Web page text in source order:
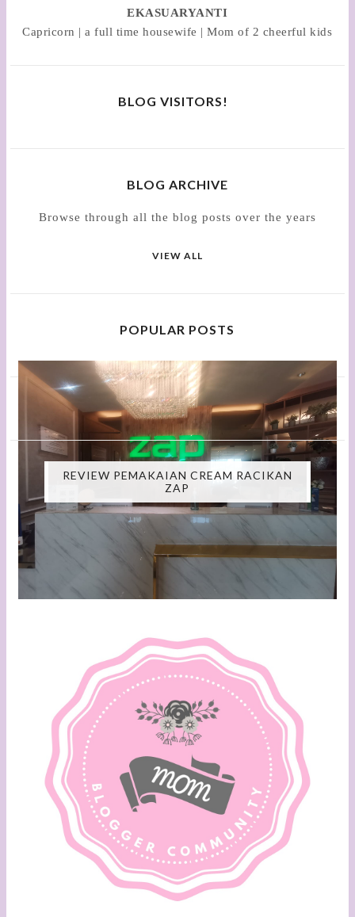
EKASUARYANTI
Capricorn | a full time housewife | Mom of 2 cheerful kids
BLOG VISITORS!
BLOG ARCHIVE
Browse through all the blog posts over the years
VIEW ALL
POPULAR POSTS
REVIEW PEMAKAIAN CREAM RACIKAN
ZAP